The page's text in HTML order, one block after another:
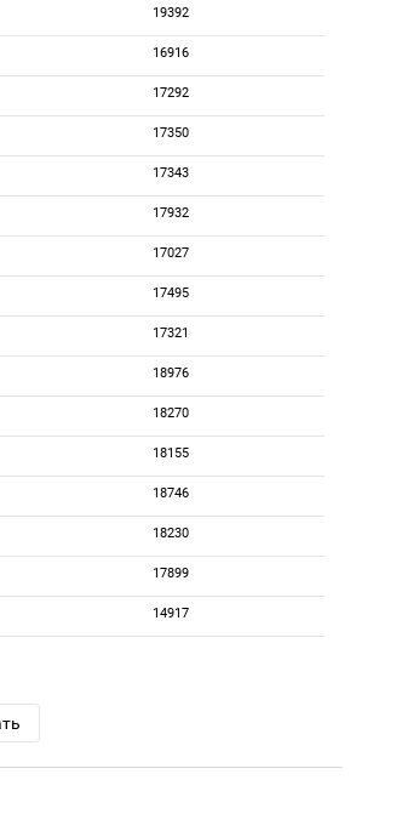
19392
16916
17292
17350
17343
17932
17027
17495
17321
18976
18270
18155
18746
18230
17899
14917